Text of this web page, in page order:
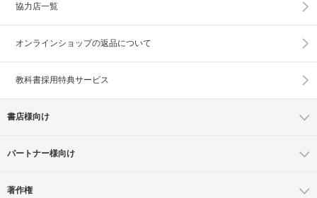
協力店一覧
オンラインショップの返品について
教科書採用特典サービス
書店様向け
パートナー様向け
著作権